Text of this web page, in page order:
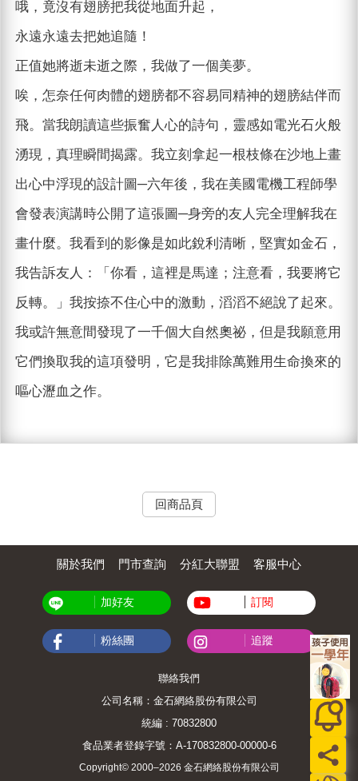
哦，竟沒有翅膀把我從地面升起，
永遠永遠去把她追隨！
正值她將逝未逝之際，我做了一個美夢。
唉，怎奈任何肉體的翅膀都不容易同精神的翅膀結伴而
飛。當我朗讀這些振奮人心的詩句，靈感如電光石火般
湧現，真理瞬間揭露。我立刻拿起一根枝條在沙地上畫
出心中浮現的設計圖─六年後，我在美國電機工程師學
會發表演講時公開了這張圖─身旁的友人完全理解我在
畫什麼。我看到的影像是如此銳利清晰，堅實如金石，
我告訴友人：「你看，這裡是馬達；注意看，我要將它
反轉。」我按捺不住心中的激動，滔滔不絕說了起來。
我或許無意間發現了一千個大自然奧祕，但是我願意用
它們換取我的這項發明，它是我排除萬難用生命換來的
嘔心瀝血之作。
回商品頁
關於我們 門市查詢 分紅大聯盟 客服中心
加好友 訂閱
粉絲團 追蹤
聯絡我們
公司名稱：金石網絡股份有限公司
統編 : 70832800
食品業者登錄字號：A-170832800-00000-6
Copyright© 2000–2026 金石網絡股份有限公司